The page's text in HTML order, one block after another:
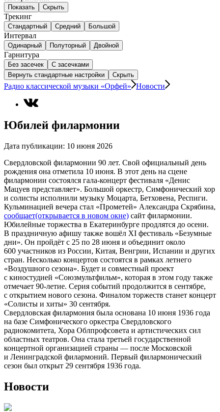
Показать Скрыть
Трекинг
Стандартный Средний Большой
Интервал
Одинарный Полуторный Двойной
Гарнитура
Без засечек
С засечками
Вернуть стандартные настройки
Скрыть
Радио классической музыки «Орфей» Новости
Юбилей филармонии
Дата публикации: 10 июня 2026
Свердловской филармонии 90 лет. Свой официальный день
рождения она отметила 10 июня. В этот день на сцене
филармонии состоялся гала-концерт фестиваля «Денис
Мацуев представляет». Большой оркестр, Симфонический хор
и солисты исполнили музыку Моцарта, Бетховена, Респиги.
Кульминацией вечера стал «Прометей» Александра Скрябина,
сообщает(открывается в новом окне) сайт филармонии.
Юбилейные торжества в Екатеринбурге продлятся до осени.
В праздничную афишу также вошёл XI фестиваль «Безумные
дни». Он пройдёт с 25 по 28 июня и объединит около
600 участников из России, Китая, Венгрии, Испании и других
стран. Несколько концертов состоятся в рамках летнего
«Воздушного сезона». Будет и совместный проект
с киностудией «Союзмультфильм», которая в этом году также
отмечает 90-летие. Серия событий продолжится в сентябре,
с открытием нового сезона. Финалом торжеств станет концерт
«Солисты и хиты» 30 сентября.
Свердловская филармония была основана 10 июня 1936 года
на базе Симфонического оркестра Свердловского
радиокомитета, Хора Облпрофсовета и артистических сил
областных театров. Она стала третьей государственной
концертной организацией страны — после Московской
и Ленинградской филармоний. Первый филармонический
сезон был открыт 29 сентября 1936 года.
Новости